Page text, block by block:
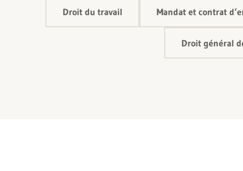
Droit du travail Mandat et contrat
Droit général